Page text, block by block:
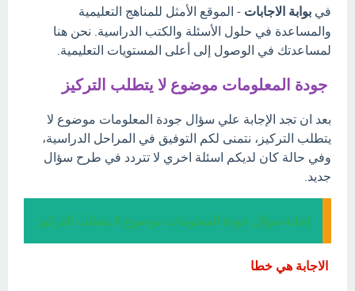
في بوابة الاجابات - الموقع الأمثل للمناهج التعليمية
والمساعدة في حلول الأسئلة والكتب الدراسية. نحن هنا
لمساعدتك في الوصول إلى أعلى المستويات التعليمية.
جودة المعلومات موضوع لا يتطلب التركيز
بعد ان تجد الإجابة علي سؤال جودة المعلومات موضوع لا
يتطلب التركيز، نتمنى لكم التوفيق في المراحل الدراسية،
وفي حالة كان لديكم اسئلة اخري لا تتردد في طرح سؤال
جديد.
إجابة سؤال جودة المعلومات موضوع لا يتطلب التركيز
الاجابة هي خطا